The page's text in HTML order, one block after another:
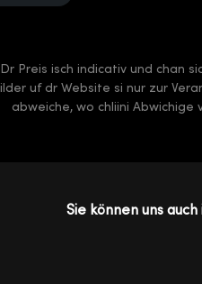
Preis isch indicativ und
uf dr Website si nur zur
abweiche, wo chliini
Sie können uns